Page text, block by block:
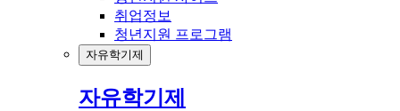
취업정보
청년지원 프로그램
자유학기제
자유학기제